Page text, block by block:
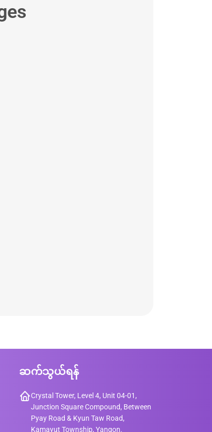
ဆက်သွယ်ရန်
Crystal Tower, Level 4, Unit 04-01,
Junction Square Compound, Between
Pyay Road & Kyun Taw Road,
Kamayut Township, Yangon.